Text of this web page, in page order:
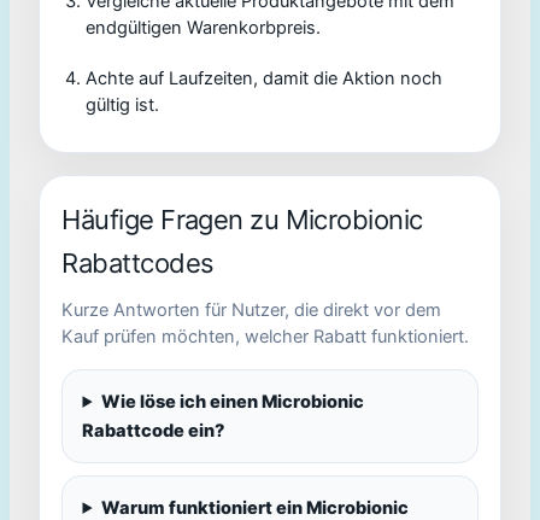
endgültigen Warenkorbpreis.
Achte auf Laufzeiten, damit die Aktion noch
gültig ist.
Häufige Fragen zu Microbionic
Rabattcodes
Kurze Antworten für Nutzer, die direkt vor dem
Kauf prüfen möchten, welcher Rabatt funktioniert.
Wie löse ich einen Microbionic
Rabattcode ein?
Warum funktioniert ein Microbionic